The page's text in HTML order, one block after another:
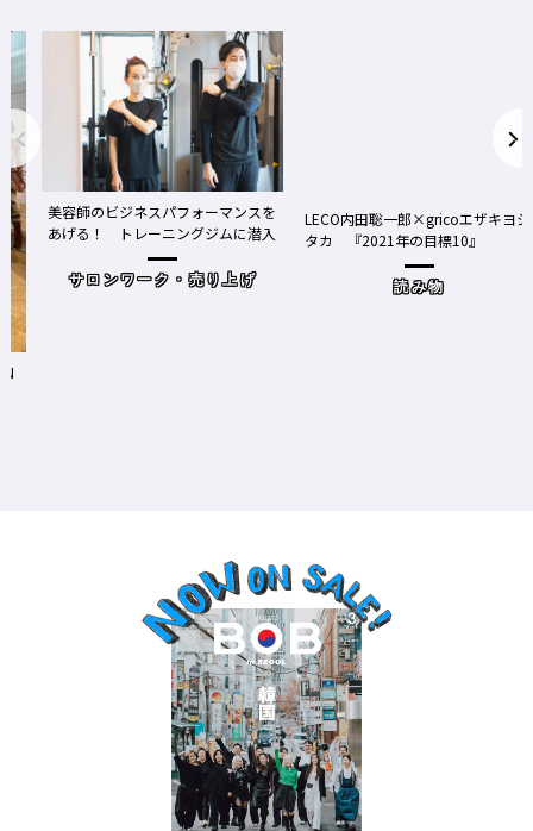
美容師のビジネスパフォーマンスを
あげる！ トレーニングジムに潜入
サロンワーク・売り上げ
LECO内田聡一郎×gricoエザキヨシ
タカ 『2021年の目標10』
読み物